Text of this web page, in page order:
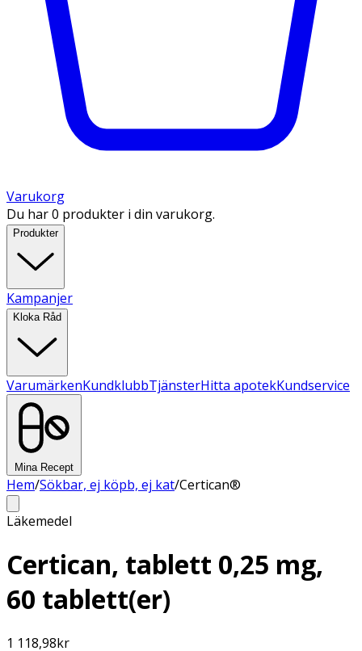
Varukorg
Du har 0 produkter i din varukorg.
Produkter
Kampanjer
Kloka Råd
VarumärkenKundklubbTjänsterHitta apotekKundservice
Mina Recept
Hem/Sökbar, ej köpb, ej kat/Certican®
Läkemedel
Certican, tablett 0,25 mg,
60 tablett(er)
1 118,98kr